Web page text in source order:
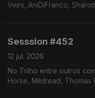
Veirs, AniDiFranco,
Sesssion #452
12 jul. 2026
No Trilho entre outros
Horse, Mildread, Thomas